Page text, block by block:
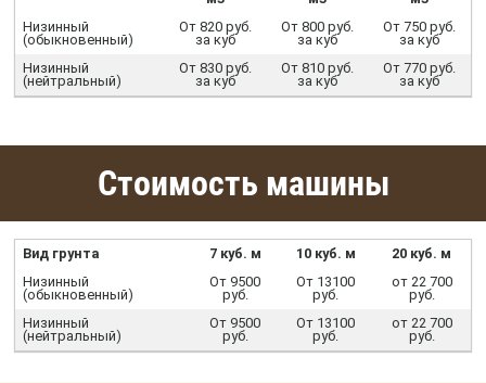
Низинный
(обыкновенный)
От 820 руб.
за куб
От 800 руб.
за куб
От 750 руб.
за куб
Низинный
(нейтральный)
От 830 руб.
за куб
От 810 руб.
за куб
От 770 руб.
за куб
Стоимость машины
Вид грунта 7 куб. м 10 куб. м
20 куб. м
Низинный
(обыкновенный)
От 9500
руб.
От 13100
руб.
от 22 700
руб.
Низинный
(нейтральный)
От 9500
руб.
От 13100
руб.
от 22 700
руб.